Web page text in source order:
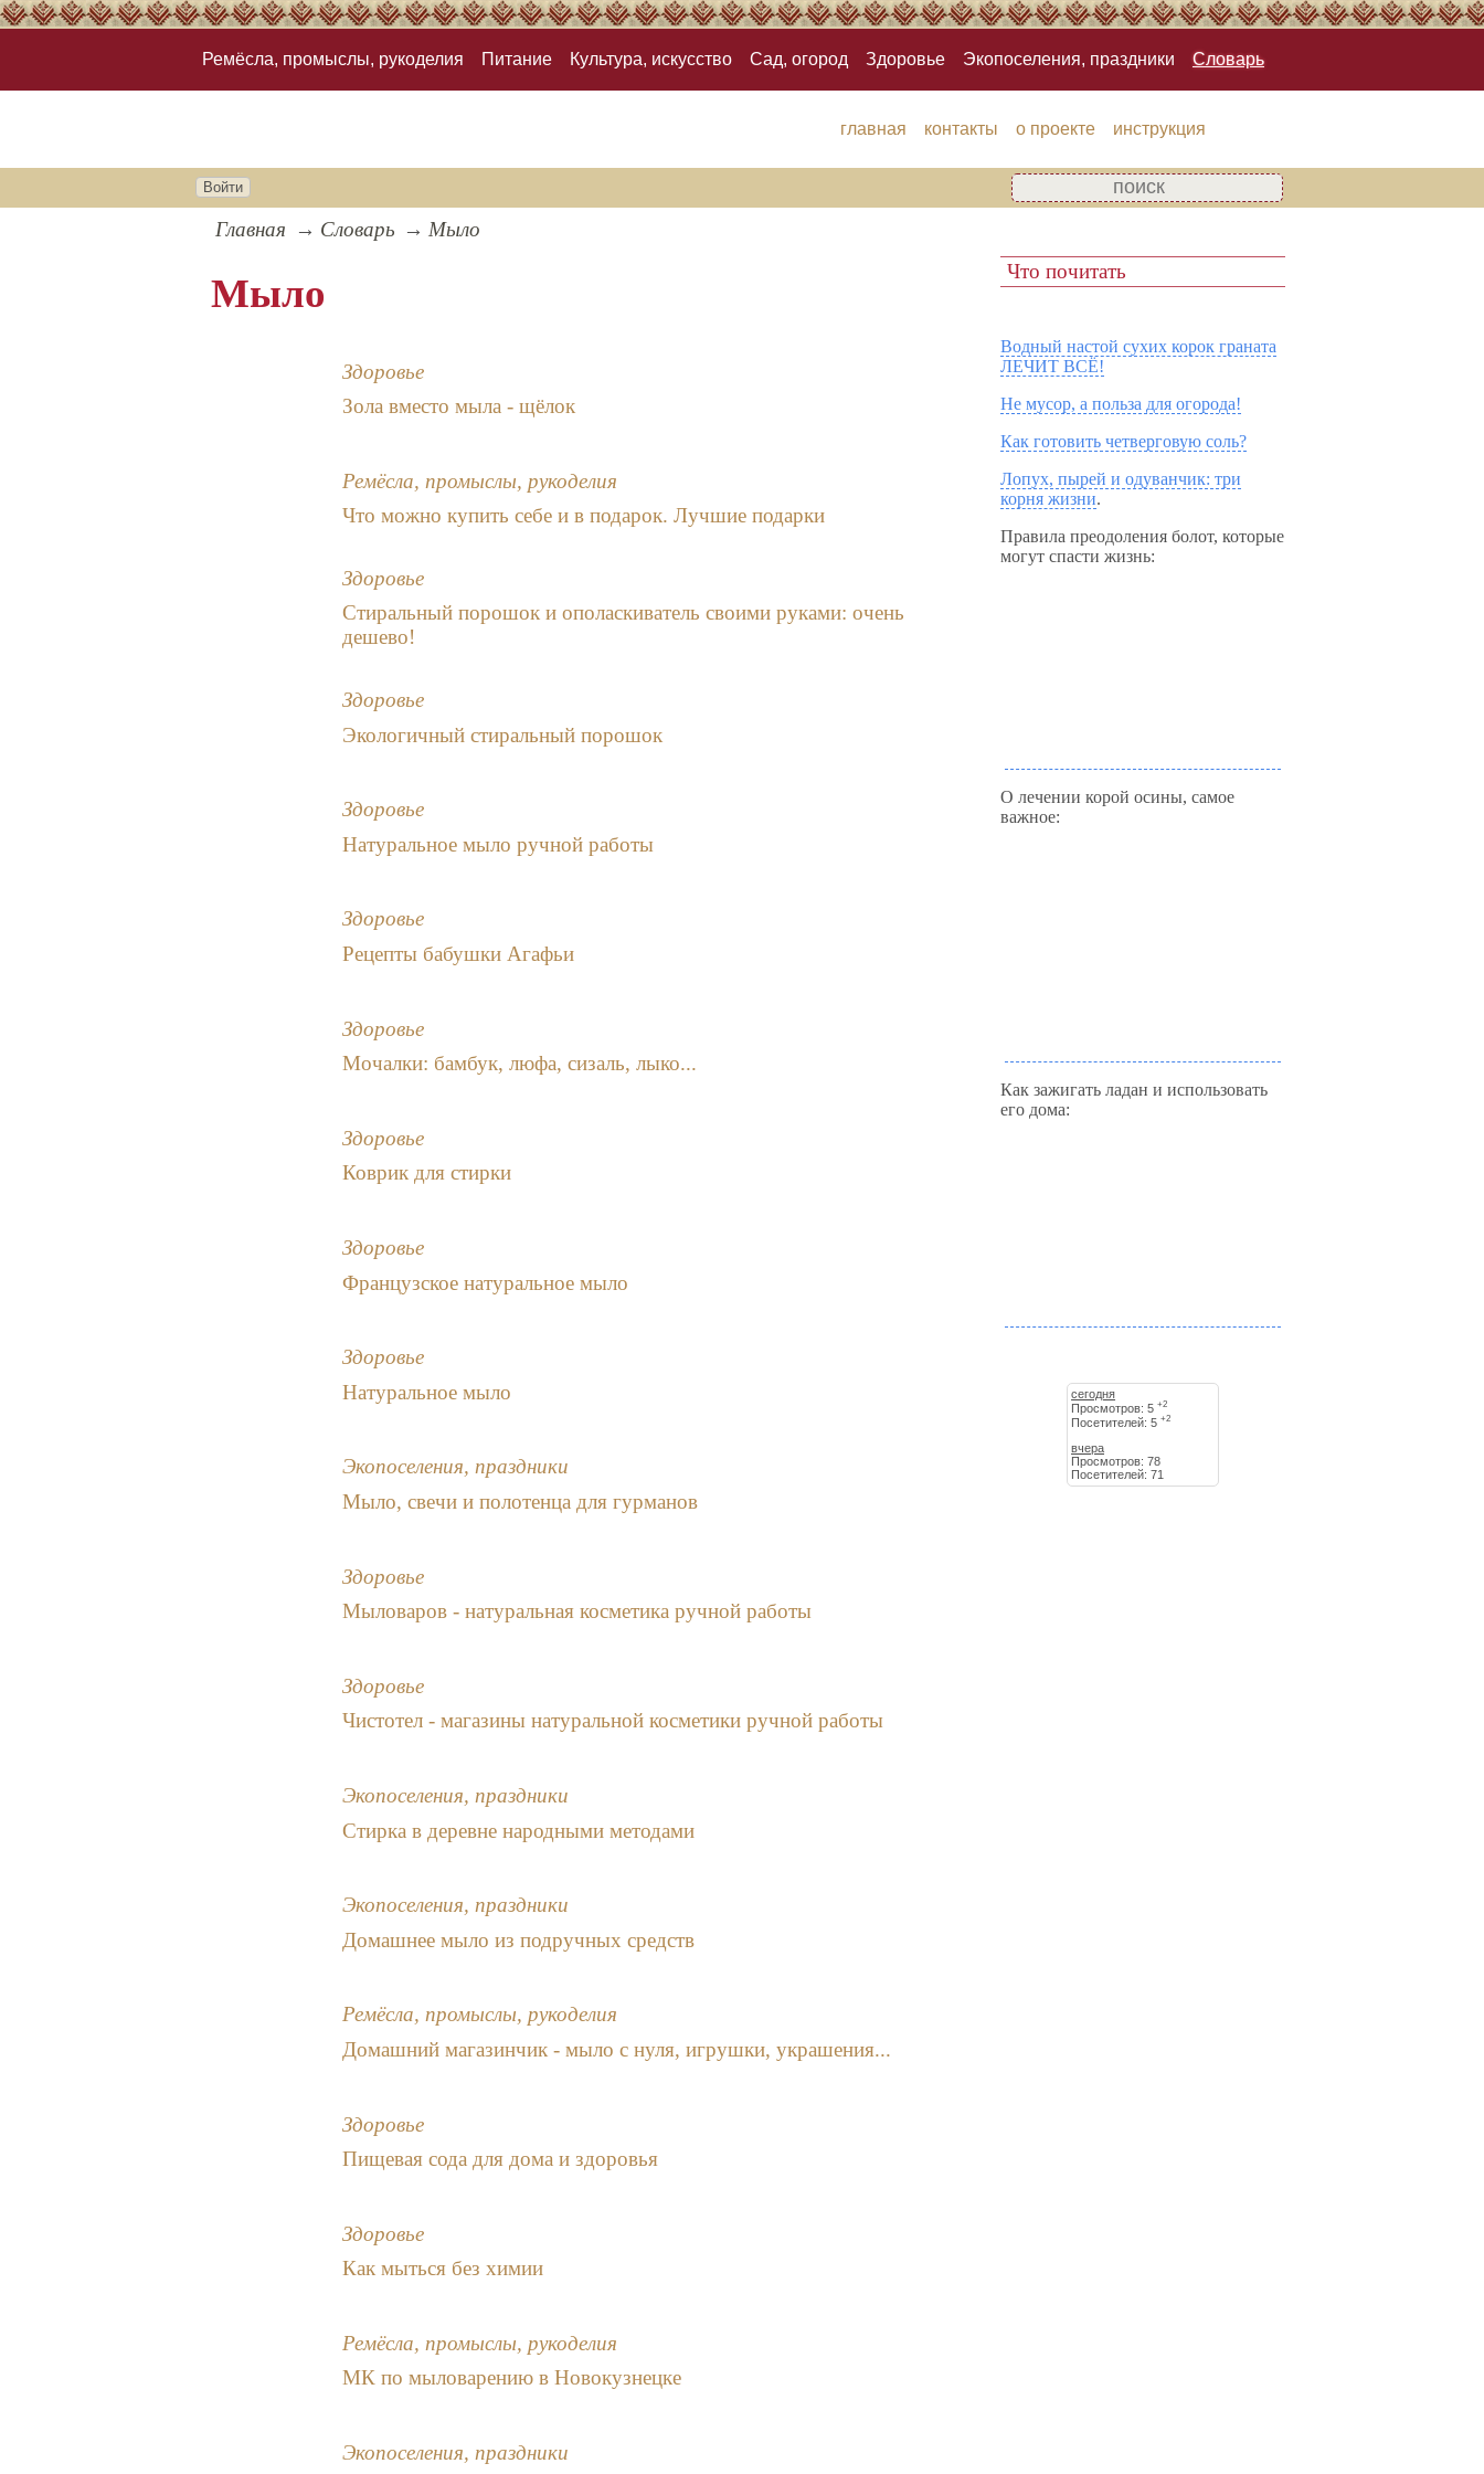
Ремёсла, промыслы, рукоделия Питание Культура, искусство Сад, огород Здоровье Экопоселения, праздники Словарь
главная контакты о проекте инструкция
Войти
Главная Словарь Мыло
Мыло
Здоровье
Зола вместо мыла - щёлок
Ремёсла, промыслы, рукоделия
Что можно купить себе и в подарок. Лучшие подарки
Здоровье
Стиральный порошок и ополаскиватель своими руками: очень
дешево!
Здоровье
Экологичный стиральный порошок
Здоровье
Натуральное мыло ручной работы
Здоровье
Рецепты бабушки Агафьи
Здоровье
Мочалки: бамбук, люфа, сизаль, лыко...
Здоровье
Коврик для стирки
Здоровье
Французское натуральное мыло
Здоровье
Натуральное мыло
Экопоселения, праздники
Мыло, свечи и полотенца для гурманов
Здоровье
Мыловаров - натуральная косметика ручной работы
Здоровье
Чистотел - магазины натуральной косметики ручной работы
Экопоселения, праздники
Стирка в деревне народными методами
Экопоселения, праздники
Домашнее мыло из подручных средств
Ремёсла, промыслы, рукоделия
Домашний магазинчик - мыло с нуля, игрушки, украшения...
Здоровье
Пищевая сода для дома и здоровья
Здоровье
Как мыться без химии
Ремёсла, промыслы, рукоделия
МК по мыловарению в Новокузнецке
Экопоселения, праздники
Что почитать
Водный настой сухих корок граната
ЛЕЧИТ ВСЁ!
Не мусор, а польза для огорода!
Как готовить четверговую соль?
Лопух, пырей и одуванчик: три
корня жизни.
Правила преодоления болот, которые
могут спасти жизнь:
О лечении корой осины, самое
важное:
Как зажигать ладан и использовать
его дома:
сегодня
Просмотров: 5+2
Посетителей: 5+2
вчера
Просмотров: 78
Посетителей: 71